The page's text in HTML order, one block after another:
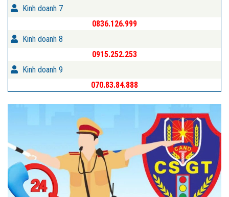
Kinh doanh 7
0836.126.999
Kinh doanh 8
0915.252.253
Kinh doanh 9
070.83.84.888